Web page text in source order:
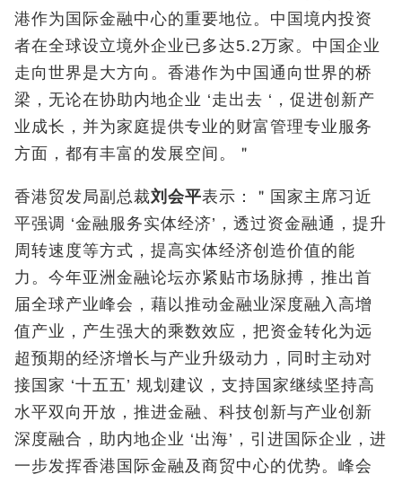
港作为国际金融中心的重要地位。中国境内投资
者在全球设立境外企业已多达5.2万家。中国企业
走向世界是大方向。香港作为中国通向世界的桥
梁，无论在协助内地企业 ‘走出去 ‘，促进创新产
业成长，并为家庭提供专业的财富管理专业服务
方面，都有丰富的发展空间。＂
香港贸发局副总裁刘会平表示：＂国家主席习近
平强调 ‘金融服务实体经济’，透过资金融通，提升
周转速度等方式，提高实体经济创造价值的能
力。今年亚洲金融论坛亦紧贴市场脉搏，推出首
届全球产业峰会，藉以推动金融业深度融入高增
值产业，产生强大的乘数效应，把资金转化为远
超预期的经济增长与产业升级动力，同时主动对
接国家 ‘十五五’ 规划建议，支持国家继续坚持高
水平双向开放，推进金融、科技创新与产业创新
深度融合，助内地企业 ‘出海’，引进国际企业，进
一步发挥香港国际金融及商贸中心的优势。峰会